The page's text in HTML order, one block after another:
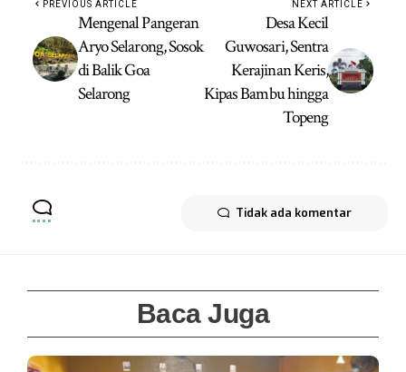
PREVIOUS ARTICLE
Mengenal Pangeran
Aryo Selarong, Sosok
di Balik Goa
Selarong
NEXT ARTICLE
Desa Kecil
Guwosari, Sentra
Kerajinan Keris,
Kipas Bambu hingga
Topeng
Tidak ada komentar
Baca Juga